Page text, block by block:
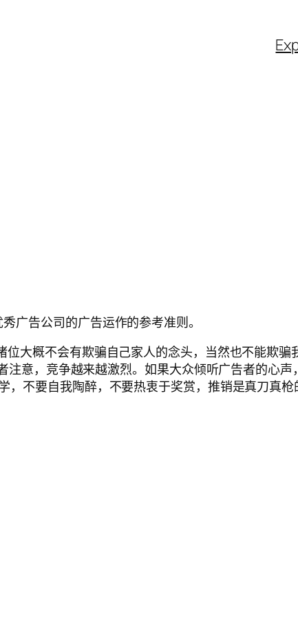
广告公司的广告运作的参考准则。
大概不会有欺骗自己家人的念头，当然也不能欺骗
意，竞争越来越激烈。如果大众倾听广告者的心声
不要自我陶醉，不要热衷于奖赏，推销是真刀真枪